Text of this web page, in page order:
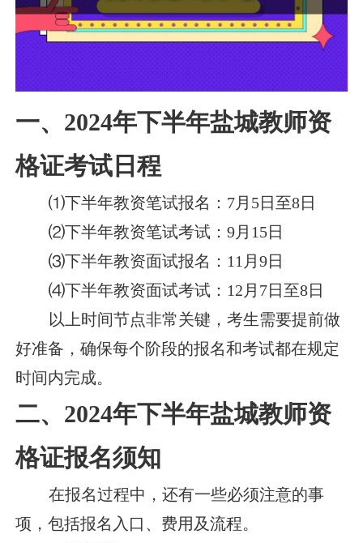
一、2024年下半年盐城教师资
格证考试日程
⑴下半年教资笔试报名：7月5日至8日
⑵下半年教资笔试考试：9月15日
⑶下半年教资面试报名：11月9日
⑷下半年教资面试考试：12月7日至8日
以上时间节点非常关键，考生需要提前做
好准备，确保每个阶段的报名和考试都在规定
时间内完成。
二、2024年下半年盐城教师资
格证报名须知
在报名过程中，还有一些必须注意的事
项，包括报名入口、费用及流程。